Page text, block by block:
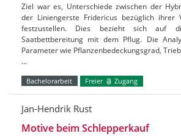
Ziel war es, Unterschiede zwischen der
der Liniengerste Fridericus bezüglich ihrer
festzustellen. Dies bezieht sich auf
Saatbettbereitung mit dem Pflug. Die
Parameter wie Pflanzenbedeckungsgrad,
…
Bachelorarbeit Freier Zugang
Jan-Hendrik Rust
Motive beim Schlepperkauf